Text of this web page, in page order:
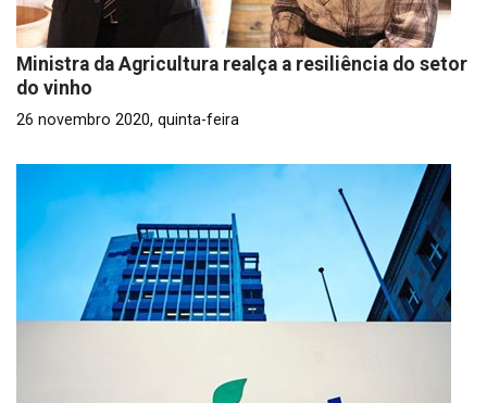
Ministra da Agricultura realça a resiliência do setor
do vinho
26 novembro 2020, quinta-feira